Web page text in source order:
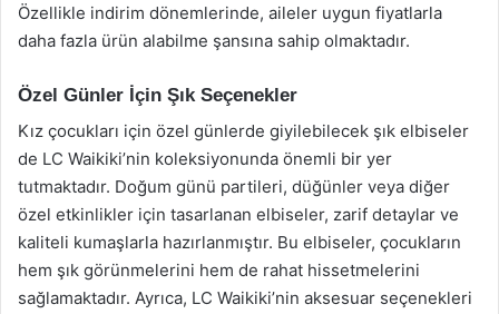
Özellikle indirim dönemlerinde, aileler uygun fiyatlarla
daha fazla ürün alabilme şansına sahip olmaktadır.
Özel Günler İçin Şık Seçenekler
Kız çocukları için özel günlerde giyilebilecek şık elbiseler
de LC Waikiki’nin koleksiyonunda önemli bir yer
tutmaktadır. Doğum günü partileri, düğünler veya diğer
özel etkinlikler için tasarlanan elbiseler, zarif detaylar ve
kaliteli kumaşlarla hazırlanmıştır. Bu elbiseler, çocukların
hem şık görünmelerini hem de rahat hissetmelerini
sağlamaktadır. Ayrıca, LC Waikiki’nin aksesuar seçenekleri